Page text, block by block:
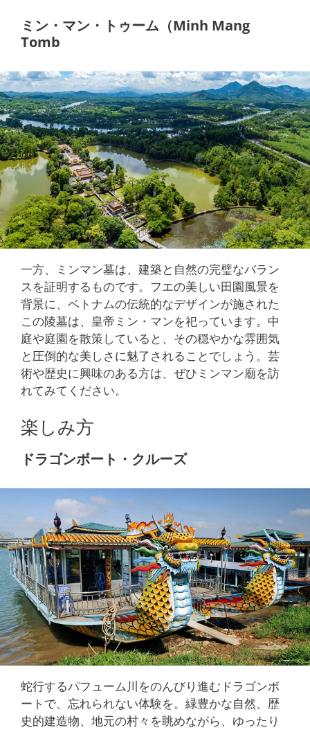
ミン・マン・トゥーム（Minh Mang
Tomb
一方、ミンマン墓は、建築と自然の完璧なバラン
スを証明するものです。フエの美しい田園風景を
背景に、ベトナムの伝統的なデザインが施された
この陵墓は、皇帝ミン・マンを祀っています。中
庭や庭園を散策していると、その穏やかな雰囲気
と圧倒的な美しさに魅了されることでしょう。芸
術や歴史に興味のある方は、ぜひミンマン廟を訪
れてみてください。
楽しみ方
ドラゴンボート・クルーズ
蛇行するパフューム川をのんびり進むドラゴンボ
ートで、忘れられない体験を。緑豊かな自然、歴
史的建造物、地元の村々を眺めながら、ゆったり